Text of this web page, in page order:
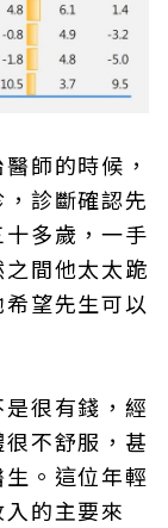
師的時候，
診斷確認先
多歲，一手
間他太太跪
望先生可以
很有錢，經
不舒服，甚
。這位年輕
的主要來